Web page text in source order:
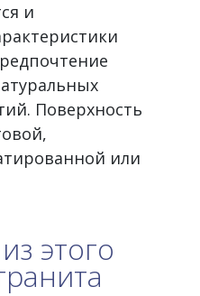
и
Поверхность
или
этого